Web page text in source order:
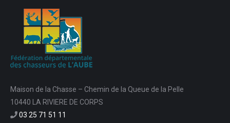
Maison de la Chasse – Chemin de la Queue de la Pelle
10440 LA RIVIERE DE CORPS
03 25 71 51 11